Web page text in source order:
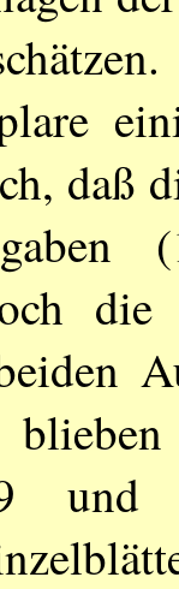
daß
die
und